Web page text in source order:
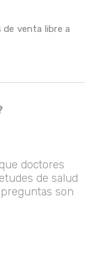
venta libre a
doctores
de salud
son